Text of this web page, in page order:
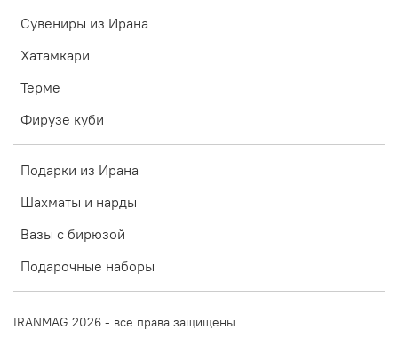
Сувениры из Ирана
Хатамкари
Терме
Фирузе куби
Подарки из Ирана
Шахматы и нарды
Вазы с бирюзой
Подарочные наборы
IRANMAG 2026 - все права защищены